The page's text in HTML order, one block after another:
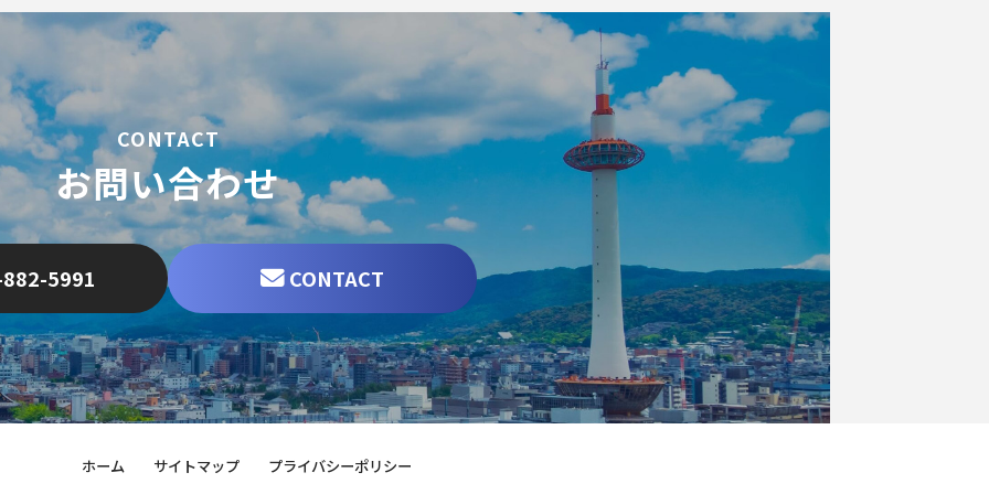
CONTACT
お問い合わせ
5991 CONTACT
ホーム サイトマップ プライバシーポリシー